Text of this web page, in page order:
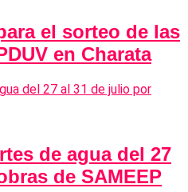
el sorteo de las
en Charata
de agua del 27
de SAMEEP